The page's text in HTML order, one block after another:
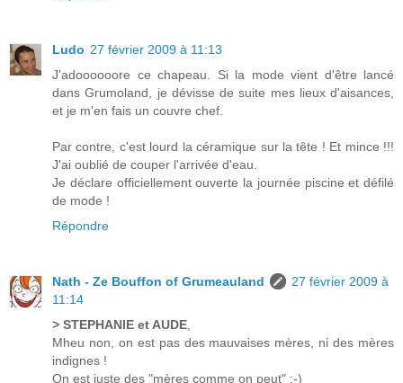
Ludo 27 février 2009 à 11:13
J'adoooooore ce chapeau. Si la mode vient d'être lancé
dans Grumoland, je dévisse de suite mes lieux d'aisances,
et je m'en fais un couvre chef.
Par contre, c'est lourd la céramique sur la tête ! Et mince !!!
J'ai oublié de couper l'arrivée d'eau.
Je déclare officiellement ouverte la journée piscine et défilé
de mode !
Répondre
Nath - Ze Bouffon of Grumeauland
27 février 2009 à
11:14
> STEPHANIE et AUDE
Mheu non, on est pas des mauvaises mères, ni des mères
indignes !
On est juste des "mères comme on peut" ;-)